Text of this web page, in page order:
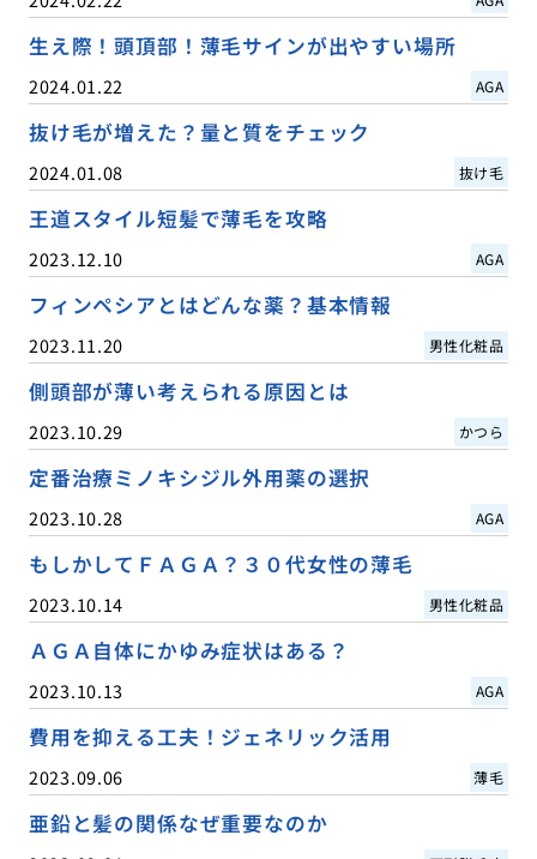
生え際！頭頂部！薄毛サインが出やすい場所
2024.01.22 AGA
抜け毛が増えた？量と質をチェック
2024.01.08 抜け毛
王道スタイル短髪で薄毛を攻略
2023.12.10 AGA
フィンペシアとはどんな薬？基本情報
2023.11.20 男性化粧品
側頭部が薄い考えられる原因とは
2023.10.29 かつら
定番治療ミノキシジル外用薬の選択
2023.10.28 AGA
もしかしてＦＡＧＡ？３０代女性の薄毛
2023.10.14 男性化粧品
ＡＧＡ自体にかゆみ症状はある？
2023.10.13 AGA
費用を抑える工夫！ジェネリック活用
2023.09.06 薄毛
亜鉛と髪の関係なぜ重要なのか